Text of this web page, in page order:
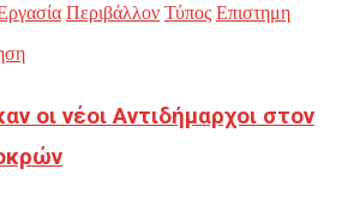
Περιβάλλον Τύπος Επιστημη
οι νέοι Αντιδήμαρχοι στον